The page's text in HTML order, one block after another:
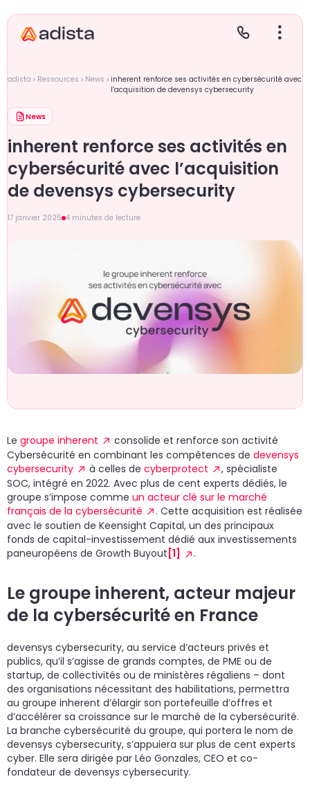
adista Ressources News
inherent renforce ses activités en cybersécurité avec
l’acquisition de devensys cybersecurity
News
inherent renforce ses activités en
cybersécurité avec l’acquisition
de devensys cybersecurity
17 janvier 2025 4 minutes de lecture
Le groupe inherent
consolide et renforce son activité
Cybersécurité en combinant les compétences de devensys
cybersecurity
à celles de cyberprotect
, spécialiste
SOC, intégré en 2022. Avec plus de cent experts dédiés, le
groupe s’impose comme un acteur clé sur le marché
français de la cybersécurité
. Cette acquisition est réalisée
avec le soutien de Keensight Capital, un des principaux
fonds de capital-investissement dédié aux investissements
paneuropéens de Growth Buyout [1] .
Le groupe inherent, acteur majeur
de la cybersécurité en France
devensys cybersecurity, au service d’acteurs privés et
publics, qu’il s’agisse de grands comptes, de PME ou de
startup, de collectivités ou de ministères régaliens – dont
des organisations nécessitant des habilitations, permettra
au groupe inherent d’élargir son portefeuille d’offres et
d’accélérer sa croissance sur le marché de la cybersécurité.
La branche cybersécurité du groupe, qui portera le nom de
devensys cybersecurity, s’appuiera sur plus de cent experts
cyber. Elle sera dirigée par Léo Gonzales, CEO et co-
fondateur de devensys cybersecurity.